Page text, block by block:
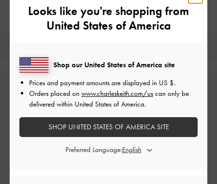
カスタマーレビュー
Looks like you're shopping from
United States of America
Shop our United States of America site
Prices and payment amounts are displayed in US $.
Orders placed on www.charleskeith.com/us can only be
delivered within United States of America.
SHOP UNITED STATES OF AMERICA SITE
Preferred Language: